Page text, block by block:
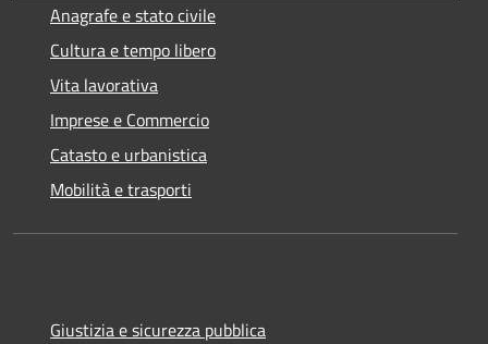
Anagrafe e stato civile
Cultura e tempo libero
Vita lavorativa
Imprese e Commercio
Catasto e urbanistica
Mobilità e trasporti
Giustizia e sicurezza pubblica